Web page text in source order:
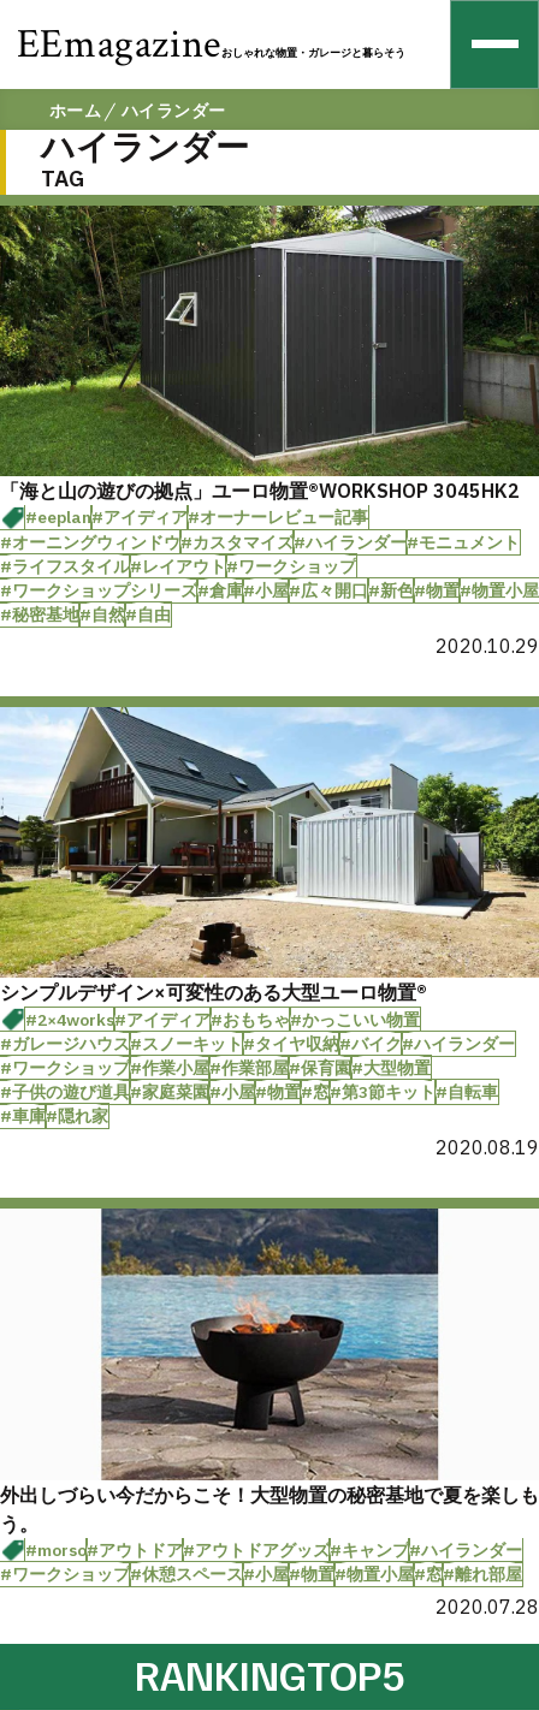
EEmagazineおしゃれな物置・ガレージと暮らそう
ホーム ハイランダー
ハイランダー
TAG
「海と山の遊びの拠点」ユーロ物置®︎WORKSHOP 3045HK2
#eeplan#アイディア#オーナーレビュー記事
#オーニングウィンドウ#カスタマイズ#ハイランダー#モニュメント
#ライフスタイル#レイアウト#ワークショップ
#ワークショップシリーズ#倉庫#小屋#広々開口#新色#物置#物置小屋
#秘密基地#自然#自由
2020.10.29
シンプルデザイン×可変性のある大型ユーロ物置®︎
#2×4works#アイディア#おもちゃ#かっこいい物置
#ガレージハウス#スノーキット#タイヤ収納#バイク#ハイランダー
#ワークショップ#作業小屋#作業部屋#保育園#大型物置
#子供の遊び道具#家庭菜園#小屋#物置#窓#第3節キット#自転車
#車庫#隠れ家
2020.08.19
外出しづらい今だからこそ！大型物置の秘密基地で夏を楽しも
う。
#morso#アウトドア#アウトドアグッズ#キャンプ#ハイランダー
#ワークショップ#休憩スペース#小屋#物置#物置小屋#窓#離れ部屋
2020.07.28
RANKINGTOP5